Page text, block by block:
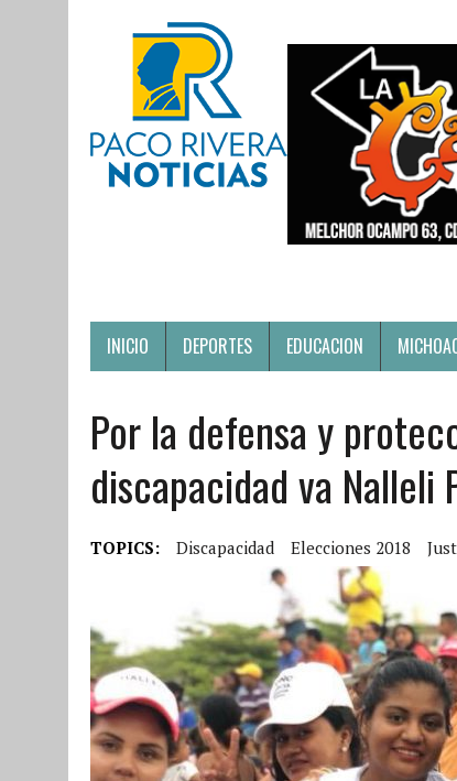
INICIO DEPORTES EDUCACION
Por la defensa y
discapacidad va Nalleli
TOPICS: Discapacidad Elecciones 2018